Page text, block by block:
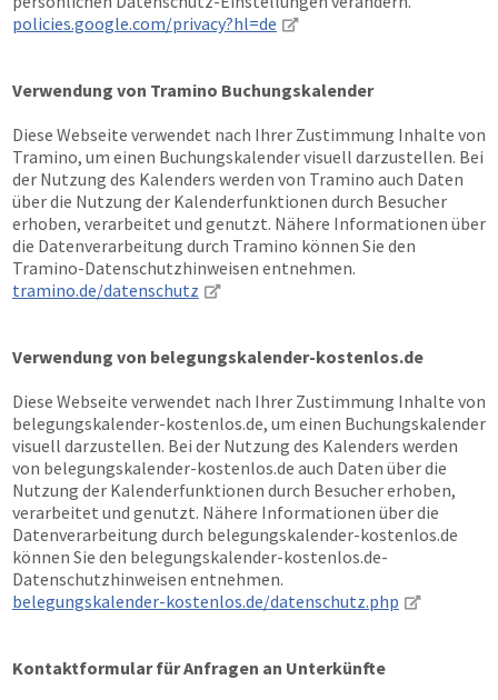
policies.google.com/privacy?hl=de
Verwendung von Tramino Buchungskalender
Diese Webseite verwendet nach Ihrer Zustimmung Inhalte von
Tramino, um einen Buchungskalender visuell darzustellen. Bei
der Nutzung des Kalenders werden von Tramino auch Daten
über die Nutzung der Kalenderfunktionen durch Besucher
erhoben, verarbeitet und genutzt. Nähere Informationen über
die Datenverarbeitung durch Tramino können Sie den
Tramino-Datenschutzhinweisen entnehmen.
tramino.de/datenschutz
Verwendung von belegungskalender-kostenlos.de
Diese Webseite verwendet nach Ihrer Zustimmung Inhalte von
belegungskalender-kostenlos.de, um einen Buchungskalender
visuell darzustellen. Bei der Nutzung des Kalenders werden
von belegungskalender-kostenlos.de auch Daten über die
Nutzung der Kalenderfunktionen durch Besucher erhoben,
verarbeitet und genutzt. Nähere Informationen über die
Datenverarbeitung durch belegungskalender-kostenlos.de
können Sie den belegungskalender-kostenlos.de-
Datenschutzhinweisen entnehmen.
belegungskalender-kostenlos.de/datenschutz.php
Kontaktformular für Anfragen an Unterkünfte